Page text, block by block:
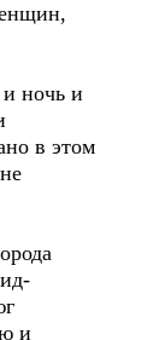
ночь и
в этом
и